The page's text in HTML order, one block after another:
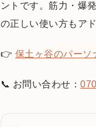
ントです。筋力・爆
の正しい使い方もア
👉 保土ヶ谷のパーソ
📞 お問い合わせ：